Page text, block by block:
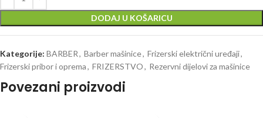
DODAJ U KOŠARICU
Kategorije: BARBER, Barber mašinice, Frizerski električni uređaji,
Frizerski pribor i oprema, FRIZERSTVO, Rezervni dijelovi za mašinice
Povezani proizvodi